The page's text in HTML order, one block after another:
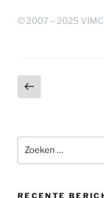
© 2007 – 2025 VIMC
Berichtnavigatie
Vorige
pagina
naar:
RECENTE